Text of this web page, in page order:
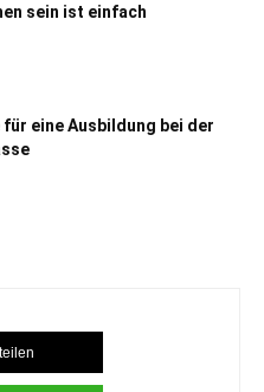
sein ist einfach
für eine Ausbildung bei der
teilen